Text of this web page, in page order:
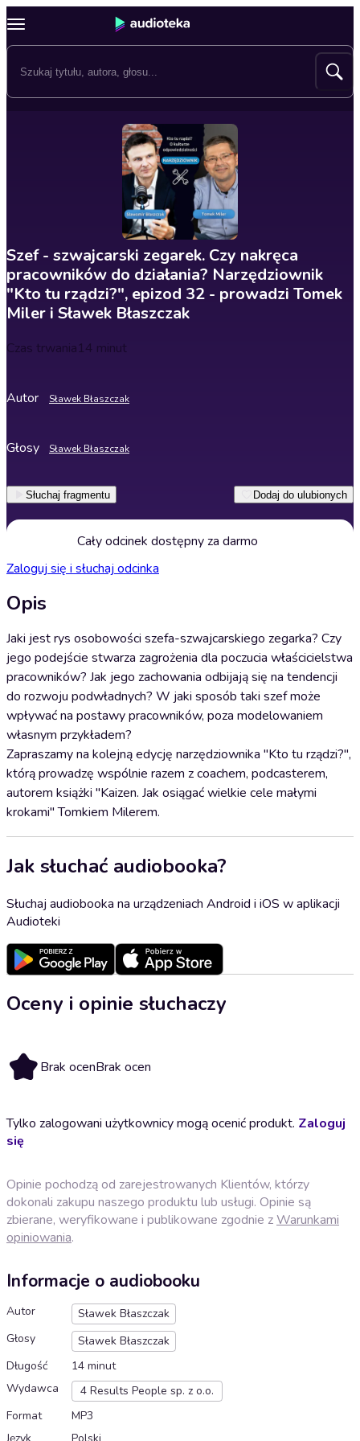
Szef - szwajcarski zegarek. Czy nakręca
pracowników do działania? Narzędziownik
"Kto tu rządzi?", epizod 32 - prowadzi Tomek
Miler i Sławek Błaszczak
Czas trwania14 minut
Autor Sławek Błaszczak
Głosy Sławek Błaszczak
Słuchaj fragmentu Dodaj do ulubionych
Cały odcinek dostępny za darmo
Zaloguj się i słuchaj odcinka
Opis
Jaki jest rys osobowości szefa-szwajcarskiego zegarka? Czy
jego podejście stwarza zagrożenia dla poczucia właścicielstwa
pracowników? Jak jego zachowania odbijają się na tendencji
do rozwoju podwładnych? W jaki sposób taki szef może
wpływać na postawy pracowników, poza modelowaniem
własnym przykładem?
Zapraszamy na kolejną edycję narzędziownika "Kto tu rządzi?",
którą prowadzę wspólnie razem z coachem, podcasterem,
autorem książki "Kaizen. Jak osiągać wielkie cele małymi
krokami" Tomkiem Milerem.
Jak słuchać audiobooka?
Słuchaj audiobooka na urządzeniach Android i iOS w aplikacji
Audioteki
Oceny i opinie słuchaczy
Brak ocenBrak ocen
Tylko zalogowani użytkownicy mogą ocenić produkt. Zaloguj
się
Opinie pochodzą od zarejestrowanych Klientów, którzy
dokonali zakupu naszego produktu lub usługi. Opinie są
zbierane, weryfikowane i publikowane zgodnie zWarunkami
opiniowania.
Informacje o audiobooku
Autor
Sławek Błaszczak
Głosy
Sławek Błaszczak
Długość
14 minut
Wydawca
4 Results People sp. z o.o.
Format
MP3